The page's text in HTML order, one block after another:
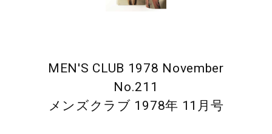
MEN'S CLUB 1978 November
No.211
メンズクラブ 1978年 11月号